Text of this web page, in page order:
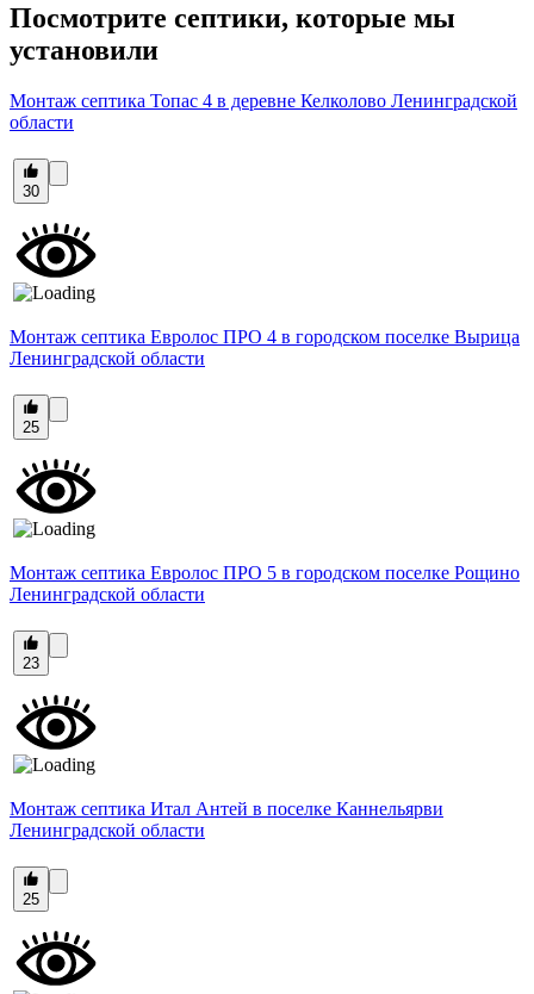
Посмотрите септики, которые мы
установили
Монтаж септика Топас 4 в деревне Келколово Ленинградской
области
30
Монтаж септика Евролос ПРО 4 в городском поселке Вырица
Ленинградской области
25
Монтаж септика Евролос ПРО 5 в городском поселке Рощино
Ленинградской области
23
Монтаж септика Итал Антей в поселке Каннельярви
Ленинградской области
25